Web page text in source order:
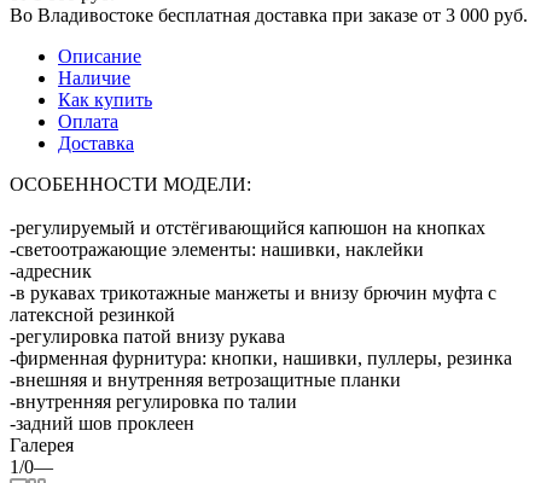
Во Владивостоке бесплатная доставка при заказе от 3 000 руб.
Описание
Наличие
Как купить
Оплата
Доставка
ОСОБЕННОСТИ МОДЕЛИ:
-регулируемый и отстёгивающийся капюшон на кнопках
-светоотражающие элементы: нашивки, наклейки
-адресник
-в рукавах трикотажные манжеты и внизу брючин муфта с
латексной резинкой
-регулировка патой внизу рукава
-фирменная фурнитура: кнопки, нашивки, пуллеры, резинка
-внешняя и внутренняя ветрозащитные планки
-внутренняя регулировка по талии
-задний шов проклеен
Галерея
1/0—